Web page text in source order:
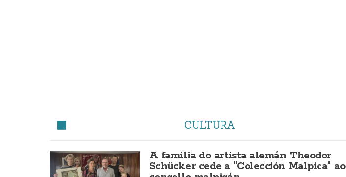
CULTURA
A familia do artista alemán Theodor
Schücker cede a "Colección Malpica" ao